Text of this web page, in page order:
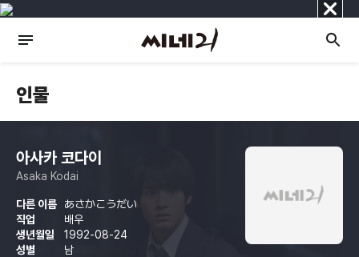
닫
기
인물
아사카 코다이
Asaka Kodai
다른 이름
あさかこうだい
직업
배우
생년월일
1992-08-24
성별
남